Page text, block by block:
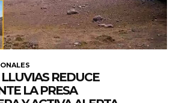
REDUCE
LA PRESA